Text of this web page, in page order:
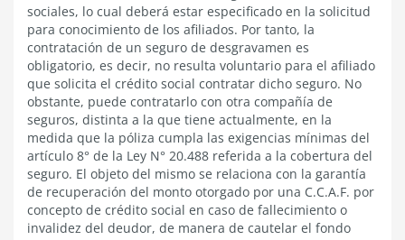
sociales, lo cual deberá estar especificado en la solicitud
para conocimiento de los afiliados. Por tanto, la
contratación de un seguro de desgravamen es
obligatorio, es decir, no resulta voluntario para el afiliado
que solicita el crédito social contratar dicho seguro. No
obstante, puede contratarlo con otra compañía de
seguros, distinta a la que tiene actualmente, en la
medida que la póliza cumpla las exigencias mínimas del
artículo 8° de la Ley N° 20.488 referida a la cobertura del
seguro. El objeto del mismo se relaciona con la garantía
de recuperación del monto otorgado por una C.C.A.F. por
concepto de crédito social en caso de fallecimiento o
invalidez del deudor, de manera de cautelar el fondo